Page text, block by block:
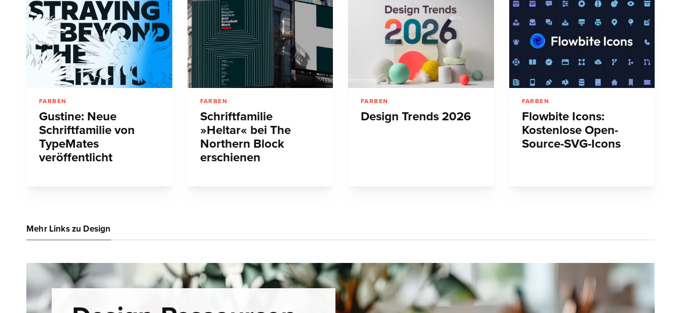
FARBEN
Gustine: Neue
Schriftfamilie von
TypeMates
veröffentlicht
FARBEN
Schriftfamilie
»Heltar« bei The
Northern Block
erschienen
FARBEN
Design Trends 2026
FARBEN
Flowbite Icons:
Kostenlose Open-
Source-SVG-Icons
Mehr Links zu Design